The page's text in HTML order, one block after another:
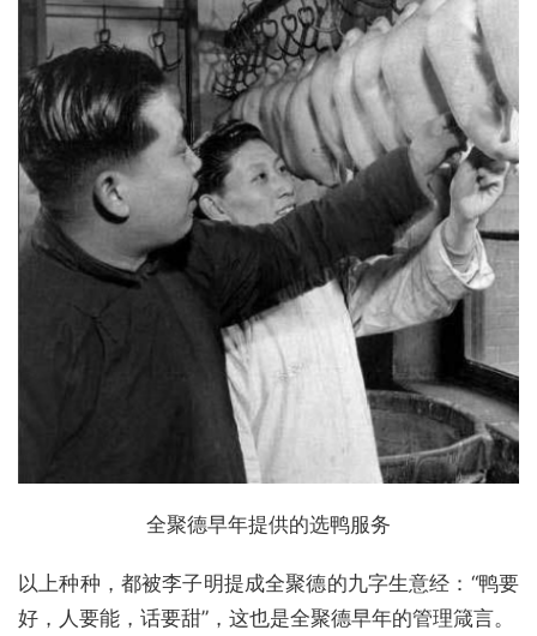
全聚德早年提供的选鸭服务
以上种种，都被李子明提成全聚德的九字生意经：“鸭要
好，人要能，话要甜”，这也是全聚德早年的管理箴言。